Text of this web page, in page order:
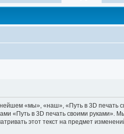
«мы», «наш», «Путь в 3D
«Путь в 3D печать своими
этот текст на предмет